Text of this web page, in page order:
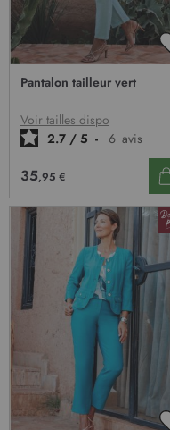
Pantalon tailleur vert
Voir tailles dispo
2.7 / 5 - 6 avis
35,95 €